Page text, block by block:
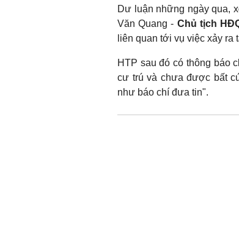
Dư luận những ngày qua,
Văn Quang - Chủ tịch
liên quan tới vụ việc xảy
HTP sau đó có thông báo
cư trú và chưa được bất
như báo chí đưa tin".